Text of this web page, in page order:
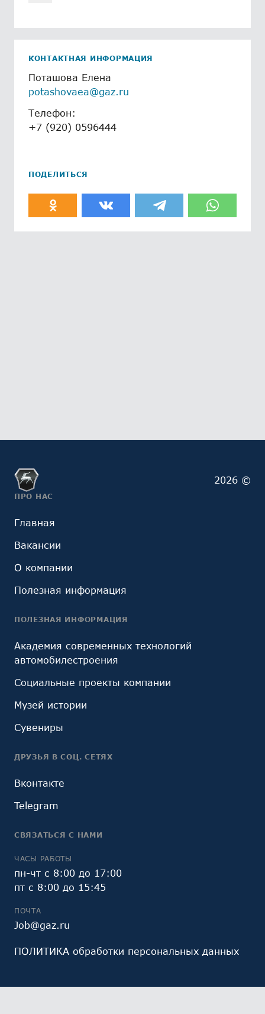
КОНТАКТНАЯ ИНФОРМАЦИЯ
Поташова Елена
potashovaea@gaz.ru
Телефон:
+7 (920) 0596444
ПОДЕЛИТЬСЯ
2026 ©
ПРО НАС
Главная
Вакансии
О компании
Полезная информация
ПОЛЕЗНАЯ ИНФОРМАЦИЯ
Академия современных технологий
автомобилестроения
Социальные проекты компании
Музей истории
Сувениры
ДРУЗЬЯ В СОЦ. СЕТЯХ
Вконтакте
Telegram
СВЯЗАТЬСЯ С НАМИ
ЧАСЫ РАБОТЫ
пн-чт с 8:00 до 17:00
пт с 8:00 до 15:45
ПОЧТА
Job@gaz.ru
ПОЛИТИКА обработки персональных данных